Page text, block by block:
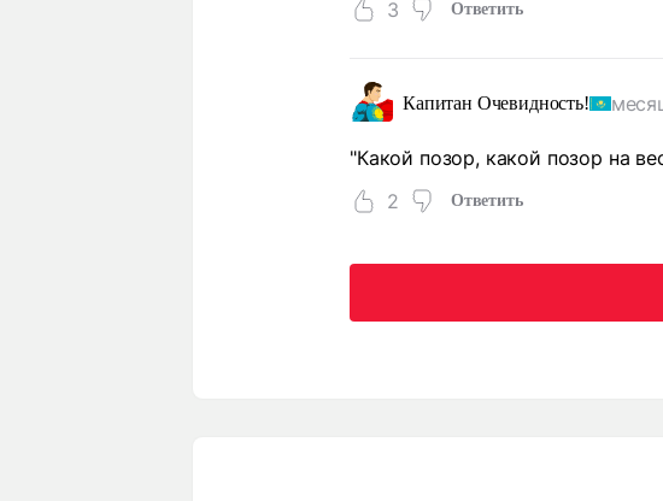
3
Ответить
Капитан Очевидность!
"Какой позор, какой позор на
2
Ответить